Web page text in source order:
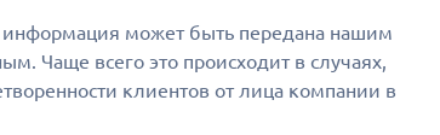
информация может быть передана нашим
Чаще всего это происходит в случаях,
клиентов от лица компании в